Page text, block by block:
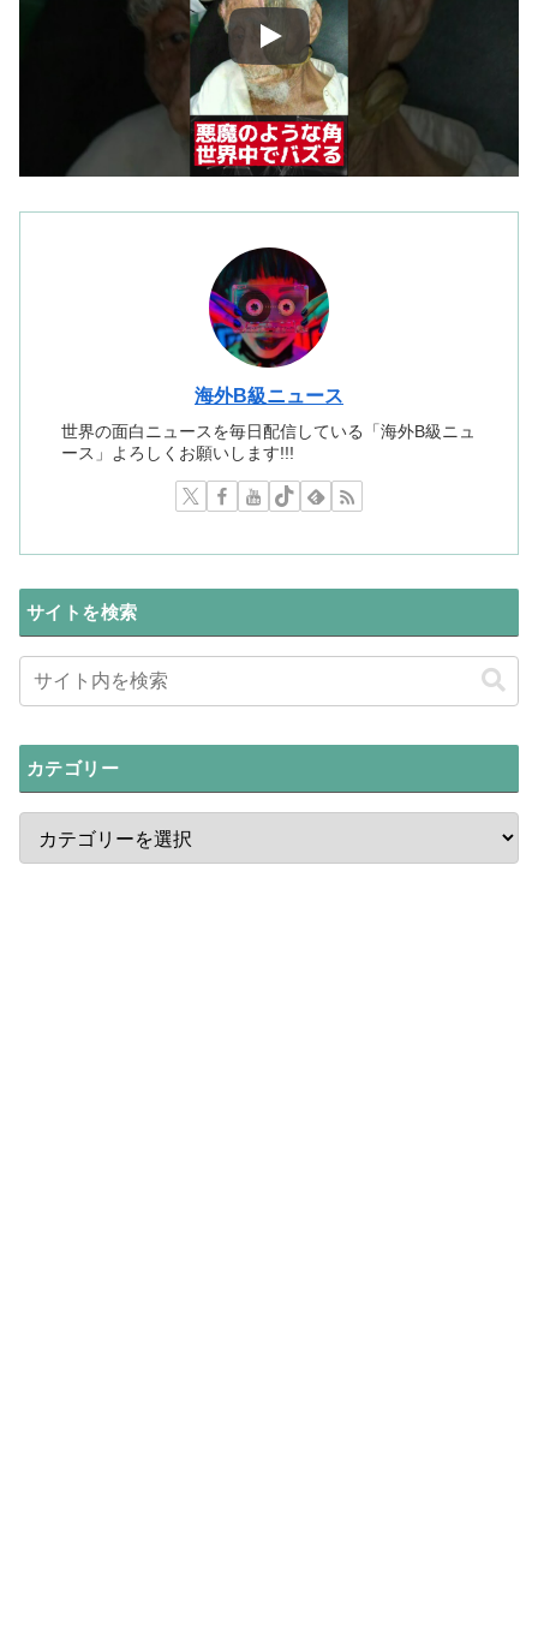
海外B級ニュース
世界の面白ニュースを毎日配信している「海外B級ニュ
ース」よろしくお願いします!!!
サイトを検索
カテゴリー